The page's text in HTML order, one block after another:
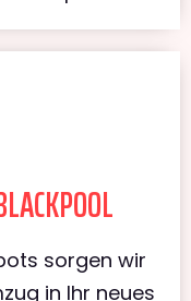
sorgen wir
in Ihr neues